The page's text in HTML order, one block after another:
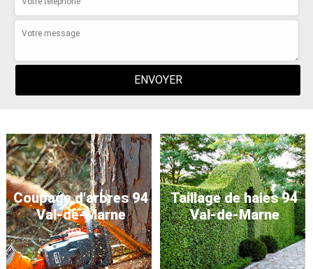
Coupage d'arbres 94
Val-de-Marne
Taillage de haies 94
Val-de-Marne